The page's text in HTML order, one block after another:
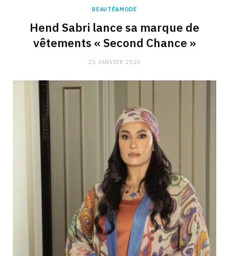
BEAUTÉ&MODE
Hend Sabri lance sa marque de
vêtements « Second Chance »
25 JANVIER 2023